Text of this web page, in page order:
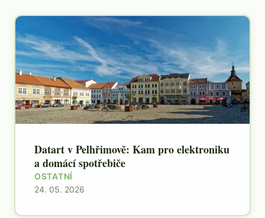
Datart v Pelhřimově: Kam pro elektroniku
a domácí spotřebiče
OSTATNÍ
24. 05. 2026